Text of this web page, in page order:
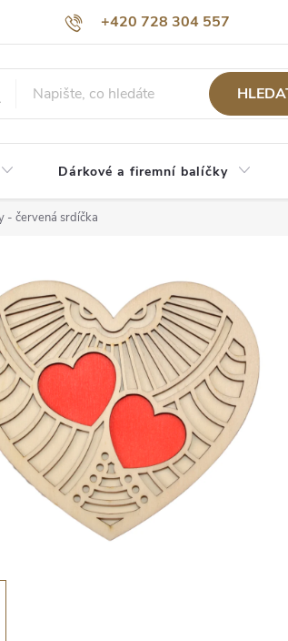
+420 728 304 557
údajů O nás
Dárkové a firemní balíčky
- červená srdíčka